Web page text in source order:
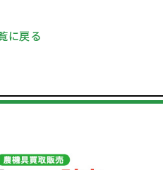
に戻る